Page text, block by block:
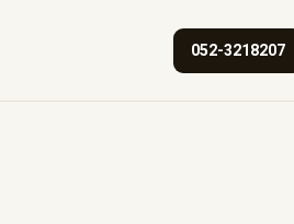
052-3218207